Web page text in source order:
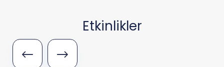
Etkinlikler